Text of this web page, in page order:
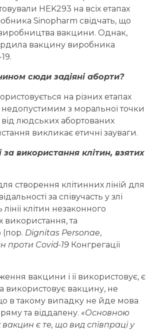
HEK293 на всіх етапах
Sinopharm свідчать, що
виробництва вакцини. Однак,
вакцину виробника
сюди задіяні аборти?
на різних етапах
недопустимим з моральної точки
від людських абортованих
викликає етичні зауваги.
за використання клітин, взятих
створення клітинних ліній для
за співучасть у злі
клітин незаконного
використання, та
(пор. Dignitas Personae,
проти Covid-19 Конгрегації
вакцини і її використовує, є
використовує вакцину, не
в такому випадку не йде мова
та віддалену. «Основною
є те, що вид співпраці у